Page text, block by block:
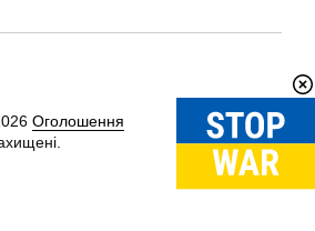
Оголошення
Вгору↑